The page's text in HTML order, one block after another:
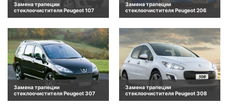
Замена трапеции
стеклоочистителя Peugeot 107
Замена трапеции
стеклоочистителя Peugeot 206
Замена трапеции
стеклоочистителя Peugeot 307
Замена трапеции
стеклоочистителя Peugeot 308